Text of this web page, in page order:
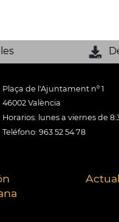
Plaça de l'Ajuntament nº 1
46002 València
Horarios: lunes a viernes de
Teléfono: 963 52 54 78